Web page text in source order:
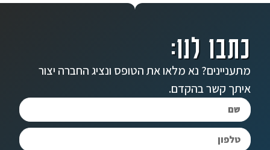
כתבו לנו:
מתעניינים? נא מלאו את הטופס ונציג החברה יצור
איתך קשר בהקדם.